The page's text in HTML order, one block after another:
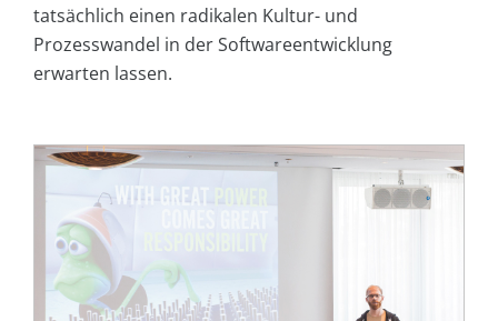
tatsächlich einen radikalen Kultur- und
Prozesswandel in der Softwareentwicklung
erwarten lassen.